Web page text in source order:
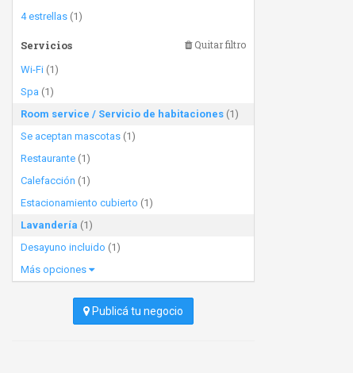
4 estrellas (1)
Servicios Quitar filtro
Wi-Fi (1)
Spa (1)
Room service / Servicio de habitaciones (1)
Se aceptan mascotas (1)
Restaurante (1)
Calefacción (1)
Estacionamiento cubierto (1)
Lavandería (1)
Desayuno incluido (1)
Más opciones
Publicá tu negocio